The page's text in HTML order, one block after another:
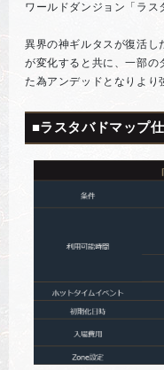
ワールドダンジョン「ラス
異界の神ギルタスが復活し
が変化すると共に、一部の
た為アンデッドとなりより
■ラスタバドマップ